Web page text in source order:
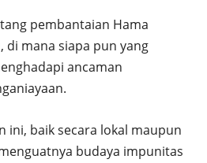
pembantaian Hama
di mana siapa pun yang
ancaman
ini, baik secara lokal maupun
budaya impunitas